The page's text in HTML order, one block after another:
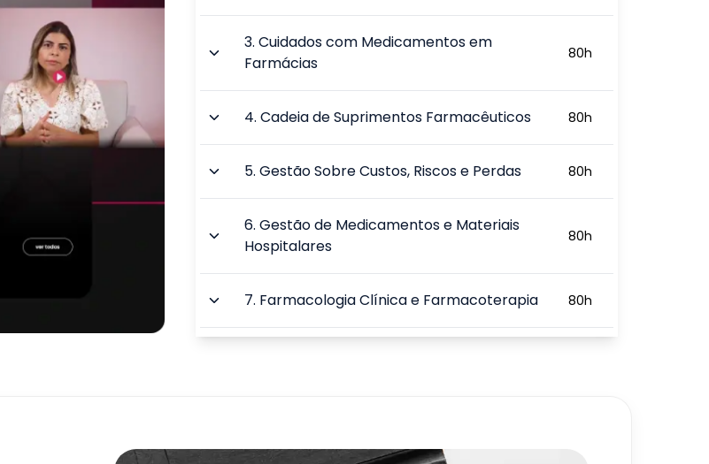
3.Cuidados com Medicamentos em
Farmácias
80h
4.Cadeia de Suprimentos Farmacêuticos 80h
5.Gestão Sobre Custos, Riscos e Perdas 80h
6.Gestão de Medicamentos e Materiais
Hospitalares
80h
7. Farmacologia Clínica e Farmacoterapia 80h
Profissional